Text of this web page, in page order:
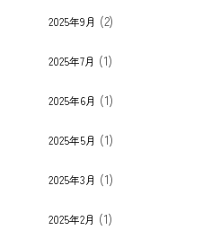
2025年9月 (2)
2025年7月 (1)
2025年6月 (1)
2025年5月 (1)
2025年3月 (1)
2025年2月 (1)